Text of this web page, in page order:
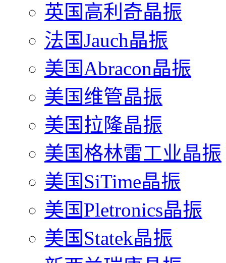
英国高利奇晶振
法国Jauch晶振
美国Abracon晶振
美国维管晶振
美国拉隆晶振
美国格林雷工业晶振
美国SiTime晶振
美国Pletronics晶振
美国Statek晶振